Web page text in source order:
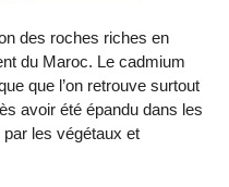
des roches riches en
du Maroc. Le cadmium
que l’on retrouve surtout
avoir été épandu dans les
les végétaux et